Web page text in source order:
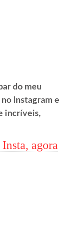
do meu
Instagram e
incríveis,
agora